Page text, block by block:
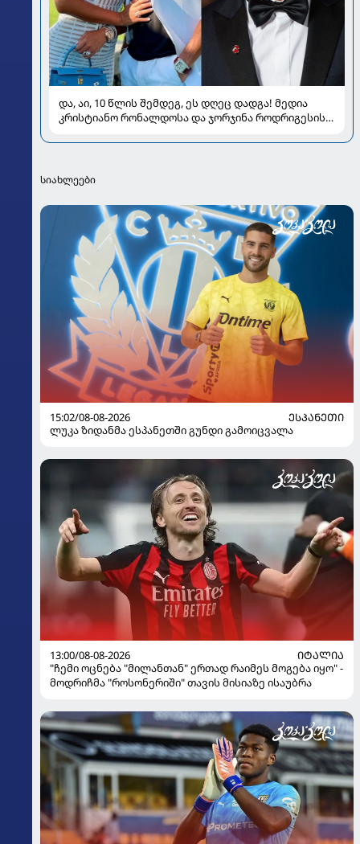
და, აი, 10 წლის შემდეგ, ეს დღეც დადგა! მედია
კრისტიანო რონალდოსა და ჯორჯინა როდრიგესის
სიახლეები
15:02/08-08-2026
ᲔᲡᲞᲐᲜᲔᲗᲘ
ლუკა ზიდანმა ესპანეთში გუნდი გამოიცვალა
13:00/08-08-2026
ᲘᲢᲐᲚᲘᲐ
"ჩემი ოცნება "მილანთან" ერთად რაიმეს მოგება იყო" -
მოდრიჩმა "როსონერიში" თავის მისიაზე ისაუბრა